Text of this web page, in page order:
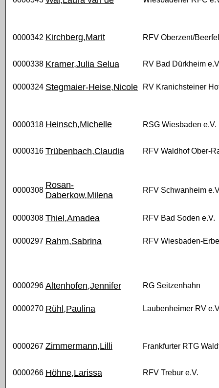
0000342 Kirchberg,Marit RFV Oberzent/
0000338 Kramer,Julia Selua RV Bad Dürkheim
0000324 Stegmaier-Heise,Nicole RV Kranichsteiner
0000318 Heinsch,Michelle RSG Wiesbaden e.V.
0000316 Trübenbach,Claudia RFV Waldhof Ober-
0000308
Rosan-
Daberkow,Milena
RFV Schwanheim
0000308 Thiel,Amadea RFV Bad Soden e.V.
0000297 Rahm,Sabrina RFV Wiesbaden-
0000296 Altenhofen,Jennifer RG Seitzenhahn
0000270 Rühl,Paulina Laubenheimer RV
0000267 Zimmermann,Lilli Frankfurter RTG
0000266 Höhne,Larissa RFV Trebur e.V.